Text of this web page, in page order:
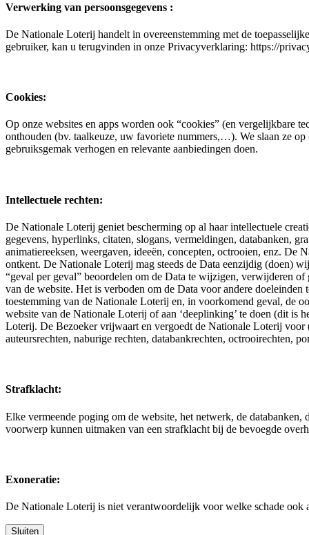
Verwerking van persoonsgegevens :
De Nationale Loterij handelt in overeenstemming met de
gebruiker, kan u terugvinden in onze Privacyverklaring: https://
Cookies:
Op onze websites en apps worden ook “cookies” (en vergelijkbare
onthouden (bv. taalkeuze, uw favoriete nummers,…). We slaan ze
gebruiksgemak verhogen en relevante aanbiedingen doen.
Intellectuele rechten:
De Nationale Loterij geniet bescherming op al haar intellectuele
gegevens, hyperlinks, citaten, slogans, vermeldingen, databanken,
animatiereeksen, weergaven, ideeën, concepten, octrooien, enz.
ontkent. De Nationale Loterij mag steeds de Data eenzijdig (doen)
“geval per geval” beoordelen om de Data te wijzigen, verwijderen
van de website. Het is verboden om de Data voor andere
toestemming van de Nationale Loterij en, in voorkomend geval, de
website van de Nationale Loterij of aan ‘deeplinking’ te doen (dit is
Loterij. De Bezoeker vrijwaart en vergoedt de Nationale Loterij
auteursrechten, naburige rechten, databankrechten, octrooirechten,
Strafklacht:
Elke vermeende poging om de website, het netwerk, de
voorwerp kunnen uitmaken van een strafklacht bij de bevoegde
Exoneratie:
De Nationale Loterij is niet verantwoordelijk voor welke schade ook
Sluiten